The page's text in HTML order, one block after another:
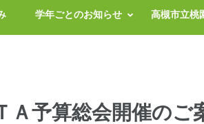
学年ごとのお知らせ 高槻市立桃
Ａ予算総会開催のご